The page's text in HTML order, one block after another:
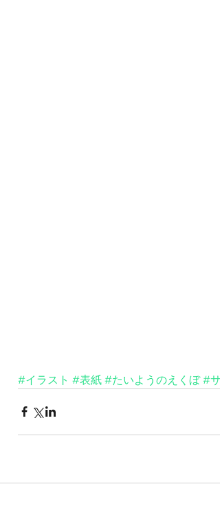
#イラスト #表紙 #たいようのえくぼ #